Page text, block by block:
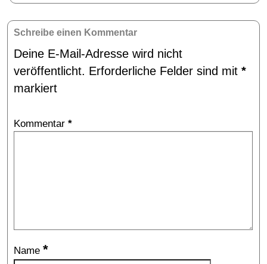
Schreibe einen Kommentar
Deine E-Mail-Adresse wird nicht
veröffentlicht. Erforderliche Felder sind mit *
markiert
Kommentar *
Name *